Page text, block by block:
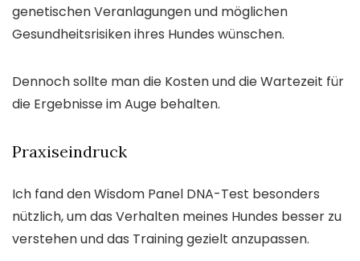
genetischen Veranlagungen und möglichen
Gesundheitsrisiken ihres Hundes wünschen.
Dennoch sollte man die Kosten und die Wartezeit für
die Ergebnisse im Auge behalten.
Praxiseindruck
Ich fand den Wisdom Panel DNA-Test besonders
nützlich, um das Verhalten meines Hundes besser zu
verstehen und das Training gezielt anzupassen.